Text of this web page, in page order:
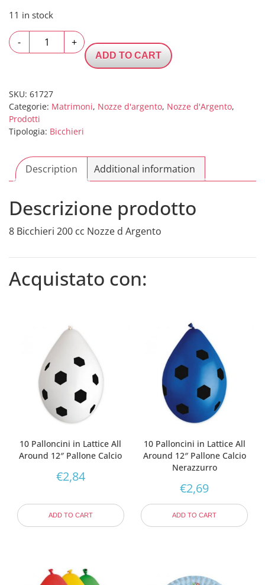
11 in stock
-
Bicchieri
Nozze
d
Argento
quantity
+
ADD TO CART
SKU: 61727
Categorie: Matrimoni, Nozze d'argento, Nozze d'Argento,
Prodotti
Tipologia: Bicchieri
Description Additional information
Descrizione prodotto
8 Bicchieri 200 cc Nozze d Argento
Acquistato con:
10 Palloncini in Lattice All
Around 12″ Pallone Calcio
€2,84
ADD TO CART
10 Palloncini in Lattice All
Around 12″ Pallone Calcio
Nerazzurro
€2,69
ADD TO CART